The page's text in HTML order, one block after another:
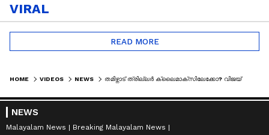
VIRAL
READ MORE
HOME VIDEOS NEWS
NEWS
Malayalam News
Breaking Malayalam News